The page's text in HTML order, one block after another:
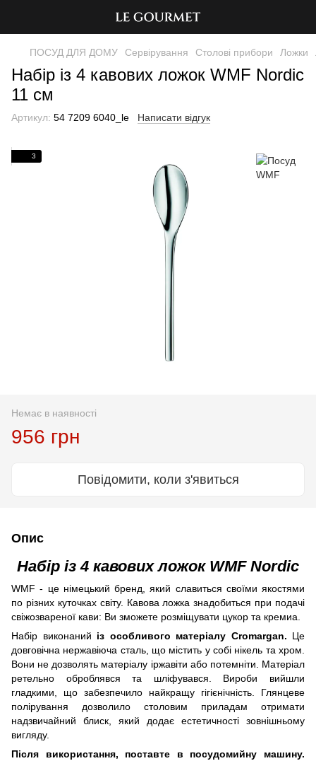
ПОСУД ДЛЯ ДОМУ Сервірування Столові прибори Ложки
Набір із 4 кавових ложок WMF Nordic
11 см
Артикул: 54 7209 6040_le Написати відгук
3
Немає в наявності
956 грн
Повідомити, коли з'явиться
Опис
Набір із 4 кавових ложок WMF Nordic
WMF - це німецький бренд, який славиться своїми якостями
по різних куточках світу. Кавова ложка знадобиться при подачі
свіжозвареної кави: Ви зможете розміщувати цукор та кремиа.
Набір виконаний із особливого матеріалу Cromargan. Це
довговічна нержавіюча сталь, що містить у собі нікель та хром.
Вони не дозволять матеріалу іржавіти або потемніти. Матеріал
ретельно оброблявся та шліфувався. Вироби вийшли
гладкими, що забезпечило найкращу гігієнічність. Глянцеве
полірування дозволило столовим приладам отримати
надзвичайний блиск, який додає естетичності зовнішньому
вигляду.
Після використання, поставте в посудомийну машину.